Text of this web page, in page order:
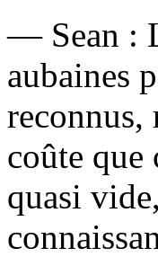
— Sean :
aubaines
reconnus,
coûte que
quasi